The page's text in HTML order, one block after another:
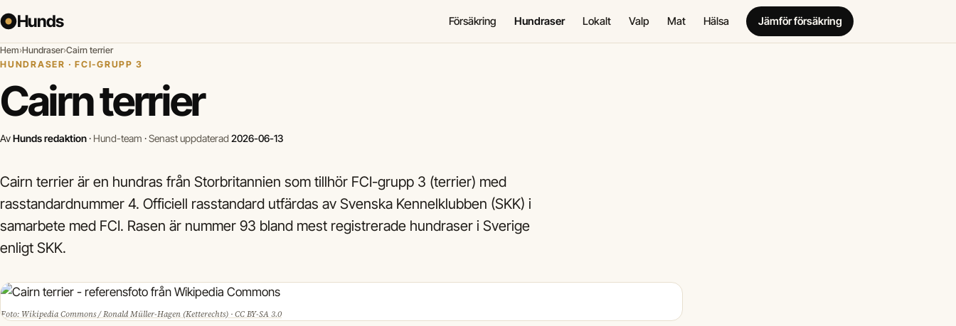
Hunds Försäkring Hundraser Lokalt Valp Mat Hälsa Jämför försäkring
Hem›Hundraser›Cairn terrier
HUNDRASER · FCI-GRUPP 3
Cairn terrier
AvHunds redaktion· Hund-team ·Senast uppdaterad 2026-06-13
Cairn terrier är en hundras från Storbritannien som tillhör FCI-grupp 3 (terrier) med
rasstandardnummer 4. Officiell rasstandard utfärdas av Svenska Kennelklubben (SKK) i
samarbete med FCI. Rasen är nummer 93 bland mest registrerade hundraser i Sverige
enligt SKK.
Foto: Wikipedia Commons / Ronald Müller-Hagen (Ketterechts) · CC BY-SA 3.0